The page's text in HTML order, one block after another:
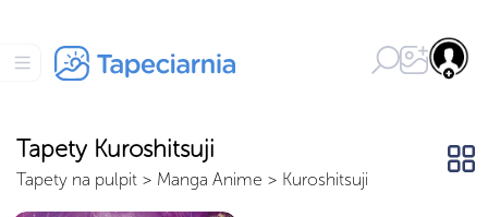
Tapety Kuroshitsuji
Tapety na pulpit > Manga Anime > Kuroshitsuji